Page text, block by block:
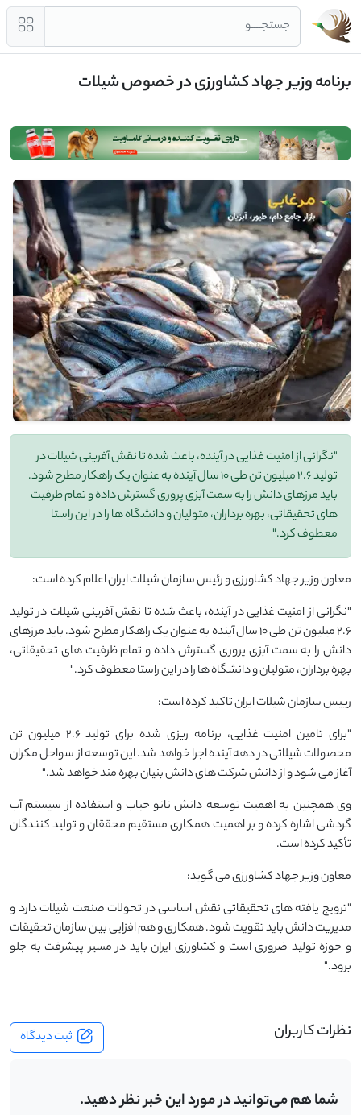
جستجــــو
برنامه وزیر جهاد کشاورزی در خصوص شیلات
"نگرانی از امنیت غذایی در آینده، باعث شده تا نقش آفرینی شیلات در
تولید ۲.۶ میلیون تن طی ۱۰ سال آینده به عنوان یک راهکار مطرح شود.
باید مرزهای دانش را به سمت آبزی‌ پروری گسترش داده و تمام ظرفیت
‌های تحقیقاتی، بهره‌ برداران، متولیان و دانشگاه‌ ها را در این راستا
معطوف کرد."
معاون وزیر جهاد کشاورزی و رئیس سازمان شیلات ایران اعلام کرده است:
"نگرانی از امنیت غذایی در آینده، باعث شده تا نقش آفرینی شیلات در تولید
۲.۶ میلیون تن طی ۱۰ سال آینده به عنوان یک راهکار مطرح شود. باید مرزهای
دانش را به سمت آبزی‌ پروری گسترش داده و تمام ظرفیت ‌های تحقیقاتی،
بهره‌ برداران، متولیان و دانشگاه‌ ها را در این راستا معطوف کرد."
رییس سازمان شیلات ایران تاکید کرده است:
"برای تامین امنیت غذایی، برنامه‌ ریزی شده برای تولید ۲.۶ میلیون تن
محصولات شیلاتی در دهه آینده اجرا خواهد شد. این توسعه از سواحل مکران
آغاز می ‌شود و از دانش شرکت های دانش‌ بنیان بهره‌ مند خواهد شد."
وی همچنین به اهمیت توسعه دانش نانو حباب و استفاده از سیستم آب
گردشی اشاره کرده و بر اهمیت همکاری مستقیم محققان و تولید کنندگان
تأکید کرده است.
معاون وزیر جهاد کشاورزی می گوید:
"ترویج یافته‌ های تحقیقاتی نقش اساسی در تحولات صنعت شیلات دارد و
مدیریت دانش باید تقویت شود. همکاری و هم‌ افزایی بین سازمان تحقیقات
و حوزه تولید ضروری است و کشاورزی ایران باید در مسیر پیشرفت به جلو
برود."
نظرات کاربران ثبت دیدگاه
شما هم می‌توانید در مورد این خبر نظر دهید.